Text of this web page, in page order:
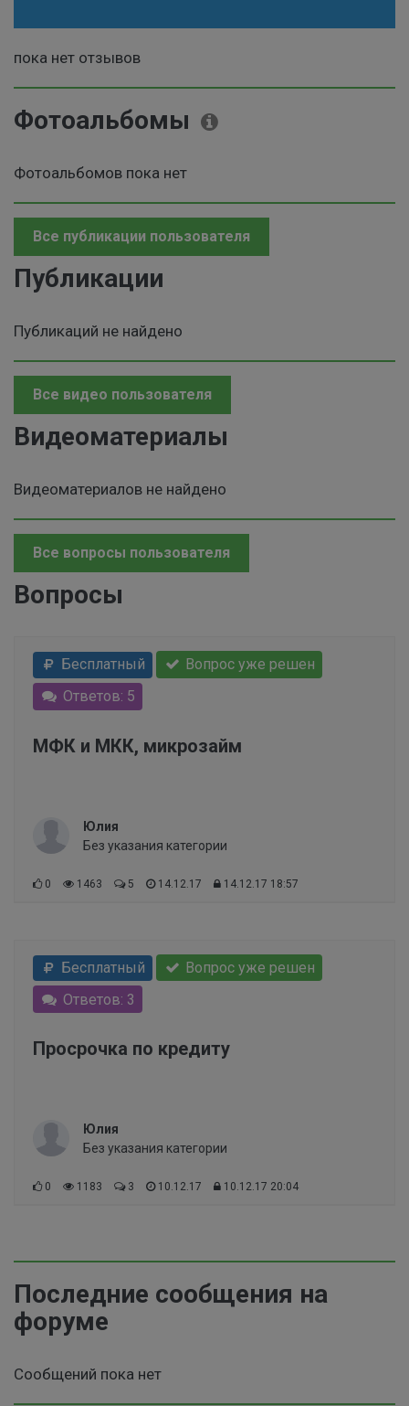
пока нет отзывов
Фотоальбомы
Фотоальбомов пока нет
Все публикации пользователя
Публикации
Публикаций не найдено
Все видео пользователя
Видеоматериалы
Видеоматериалов не найдено
Все вопросы пользователя
Вопросы
Бесплатный
Вопрос уже решен
Ответов: 5
МФК и МКК, микрозайм
Юлия
Без указания категории
0 1463 5 14.12.17 14.12.17 18:57
Бесплатный
Вопрос уже решен
Ответов: 3
Просрочка по кредиту
Юлия
Без указания категории
0 1183 3 10.12.17 10.12.17 20:04
Последние сообщения на
форуме
Сообщений пока нет